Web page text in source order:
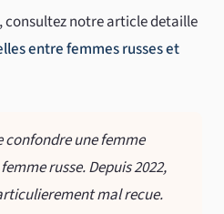
consultez notre article detaille
entre femmes russes et
confondre une femme
russe. Depuis 2022,
mal recue.